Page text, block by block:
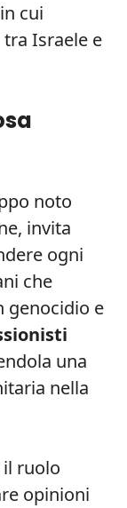
cui
Israele e
noto
invita
ogni
che
genocidio e
una
nella
ruolo
opinioni